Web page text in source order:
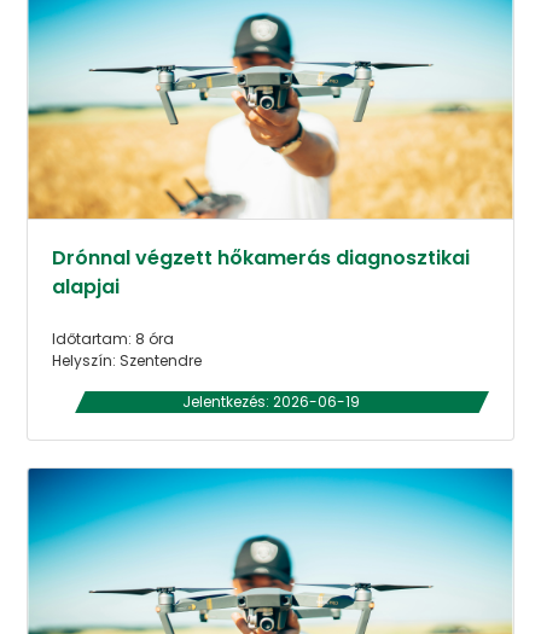
Drónnal végzett hőkamerás diagnosztikai
alapjai
Időtartam: 8 óra
Helyszín: Szentendre
Jelentkezés: 2026-06-19